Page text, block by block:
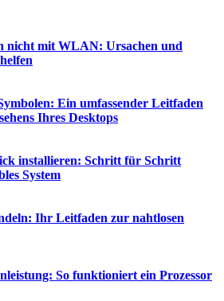
nicht mit WLAN: Ursachen und
Ein umfassender Leitfaden
Ihres Desktops
installieren: Schritt für Schritt
System
Ihr Leitfaden zur nahtlosen
So funktioniert ein Prozessor